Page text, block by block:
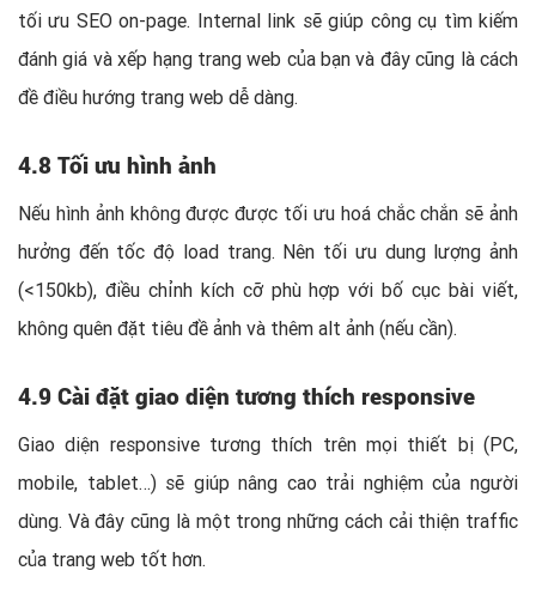
tối ưu SEO on-page. Internal link sẽ giúp công cụ tìm kiếm
đánh giá và xếp hạng trang web của bạn và đây cũng là cách
đề điều hướng trang web dễ dàng.
4.8 Tối ưu hình ảnh
Nếu hình ảnh không được được tối ưu hoá chắc chắn sẽ ảnh
hưởng đến tốc độ load trang. Nên tối ưu dung lượng ảnh
(<150kb), điều chỉnh kích cỡ phù hợp với bố cục bài viết,
không quên đặt tiêu đề ảnh và thêm alt ảnh (nếu cần).
4.9 Cài đặt giao diện tương thích responsive
Giao diện responsive tương thích trên mọi thiết bị (PC,
mobile, tablet…) sẽ giúp nâng cao trải nghiệm của người
dùng. Và đây cũng là một trong những cách cải thiện traffic
của trang web tốt hơn.